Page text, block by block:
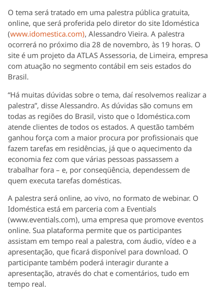
O tema será tratado em uma palestra pública gratuita,
online, que será proferida pelo diretor do site Idoméstica
(www.idomestica.com), Alessandro Vieira. A palestra
ocorrerá no próximo dia 28 de novembro, às 19 horas. O
site é um projeto da ATLAS Assessoria, de Limeira, empresa
com atuação no segmento contábil em seis estados do
Brasil.
“Há muitas dúvidas sobre o tema, daí resolvemos realizar a
palestra”, disse Alessandro. As dúvidas são comuns em
todas as regiões do Brasil, visto que o Idoméstica.com
atende clientes de todos os estados. A questão também
ganhou força com a maior procura por profissionais que
fazem tarefas em residências, já que o aquecimento da
economia fez com que várias pessoas passassem a
trabalhar fora – e, por conseqüência, dependessem de
quem executa tarefas domésticas.
A palestra será online, ao vivo, no formato de webinar. O
Idoméstica está em parceria com a Eventials
(www.eventials.com), uma empresa que promove eventos
online. Sua plataforma permite que os participantes
assistam em tempo real a palestra, com áudio, vídeo e a
apresentação, que ficará disponível para download. O
participante também poderá interagir durante a
apresentação, através do chat e comentários, tudo em
tempo real.